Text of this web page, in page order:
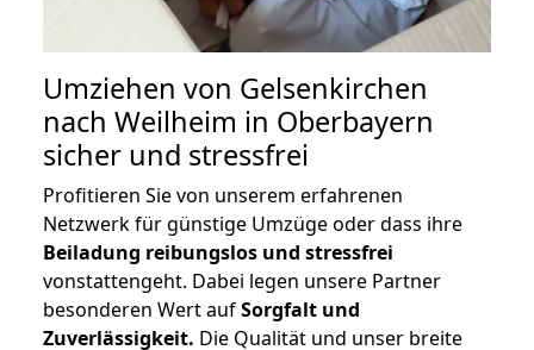
Umziehen von Gelsenkirchen
nach Weilheim in Oberbayern
sicher und stressfrei
Profitieren Sie von unserem erfahrenen
Netzwerk für günstige Umzüge oder dass ihre
Beiladung reibungslos und stressfrei
vonstattengeht. Dabei legen unsere Partner
besonderen Wert aufSorgfalt und
Zuverlässigkeit. Die Qualität und unser breite